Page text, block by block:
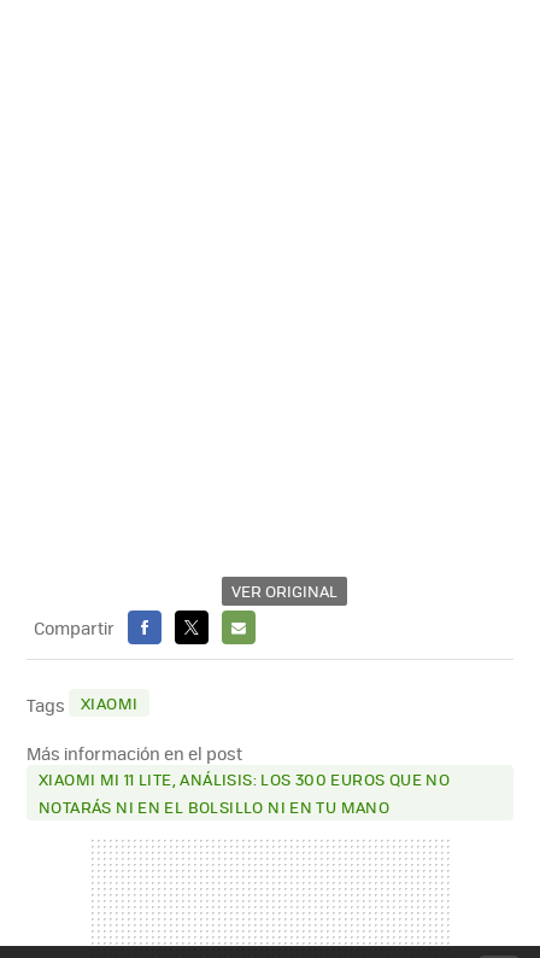
VER ORIGINAL
Compartir
FACEBOOK
X
E-
Tags XIAOMI
Más información en el post
XIAOMI MI 11 LITE, ANÁLISIS: LOS 300 EUROS QUE NO
NOTARÁS NI EN EL BOLSILLO NI EN TU MANO